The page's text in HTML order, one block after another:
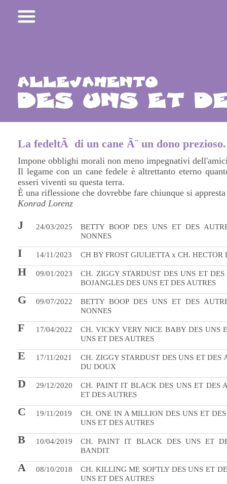
La fedeltÃ di un cane Ã¨ un dono prezioso.
Impone obblighi morali non meno impegnativi
Il legame con un cane fedele è altrettanto eterno
esseri viventi su questa terra.
È una riflessione che dovrebbe fare chiunque si
Konrad Lorenz
J 24/03/2025
BETTY BOOP DES UNS ET DES
NONNES
I 14/11/2023 CH BY FROST GIULIETTA x CH.
H 09/01/2023
CH. ZIGGY STARDUST DES UNS ET
BOJANGLES DES UNS ET DES AUTRES
G 09/07/2022
BETTY BOOP DES UNS ET DES
NONNES
F 17/04/2022
CH. VICKY VERY NICE BABY DES UNS
UNS ET DES AUTRES
E 17/11/2021
CH. ZIGGY STARDUST DES UNS ET
DU DOUX
D 29/12/2020
CH. PAINT IT BLACK DES UNS ET DES
ET DES AUTRES
C 19/11/2019
CH. ONE IN A MILLION DES UNS ET
UNS ET DES AUTRES
B 10/04/2019
CH. PAINT IT BLACK DES UNS ET
BANDIT
A 08/10/2018
CH. KILLING ME SOFTLY DES UNS ET
UNS ET DES AUTRES